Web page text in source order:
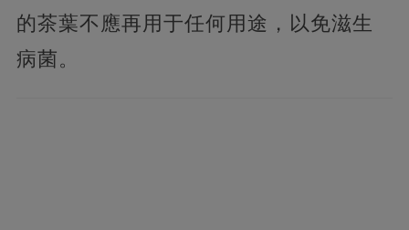
的茶葉不應再用于任何用途，以免滋生
病菌。